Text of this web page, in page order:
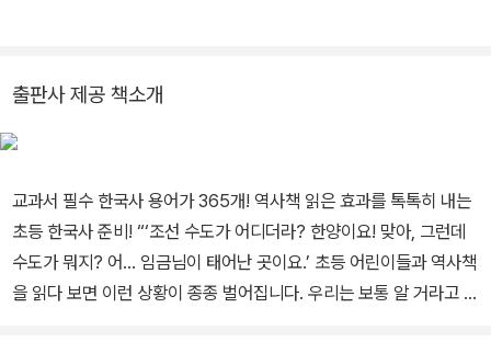
출판사 제공 책소개
교과서 필수 한국사 용어가 365개! 역사책 읽은 효과를 톡톡히 내는
초등 한국사 준비! “‘조선 수도가 어디더라? 한양이요! 맞아, 그런데
수도가 뭐지? 어... 임금님이 태어난 곳이요.’ 초등 어린이들과 역사책
을 읽다 보면 이런 상황이 종종 벌어집니다. 우리는 보통 알 거라고 생